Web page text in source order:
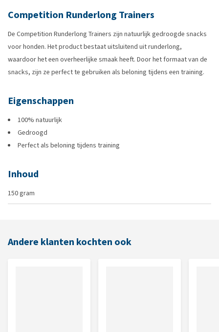
Competition Runderlong Trainers
De Competition Runderlong Trainers zijn natuurlijk gedroogde snacks
voor honden. Het product bestaat uitsluitend uit runderlong,
waardoor het een overheerlijke smaak heeft. Door het formaat van de
snacks, zijn ze perfect te gebruiken als beloning tijdens een training.
Eigenschappen
100% natuurlijk
Gedroogd
Perfect als beloning tijdens training
Inhoud
150 gram
Andere klanten kochten ook